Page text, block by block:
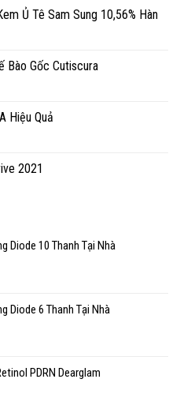
Ủ Tê Sam Sung 10,56% Hàn
Bào Gốc Cutiscura
Hiệu Quả
2021
Diode 10 Thanh Tại Nhà
Diode 6 Thanh Tại Nhà
PDRN Dearglam